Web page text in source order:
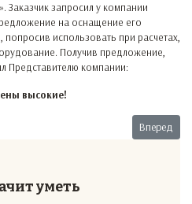
запросил у компании
на оснащение его
использовать при расчетах,
Получив предложение,
Представителю компании:
высокие!
Вперед
уметь